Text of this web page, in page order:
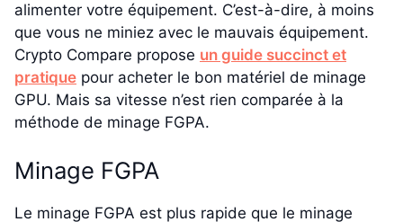
alimenter votre équipement. C’est-à-dire, à moins
que vous ne miniez avec le mauvais équipement.
Crypto Compare propose un guide succinct et
pratique pour acheter le bon matériel de minage
GPU. Mais sa vitesse n’est rien comparée à la
méthode de minage FGPA.
Minage FGPA
Le minage FGPA est plus rapide que le minage